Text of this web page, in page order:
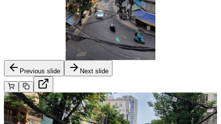
Previous slide Next slide